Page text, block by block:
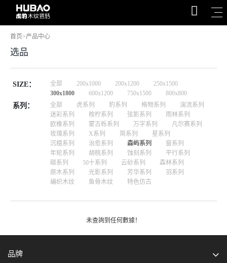
首页>产品中心
选品
SIZE： 全部 200x1000 200x1200
250x1500
300x1800
600x1200 750x1500 800x800
系列： 全部 虎系列 豹系列 格物系列
湍流系列
迷彩系列
桉柠系列 弦影系列
雨林系列
欧橡系列
蒙古栎系列 万字系列
凡尔赛系列
玫瑰系列
X系列 简系列
星系列
沉檀系列
治愈系列 森屿系列
窗系列
年轮系列
胡桃系列 蚀刻系列
平行系列
碳系列
50十系列 云砂系列
森林系列
原木系列
光影系列 芳华系列
羽系列
编织木纹
鱼骨木纹 特色仿古
未查詢到任何數據！
品牌